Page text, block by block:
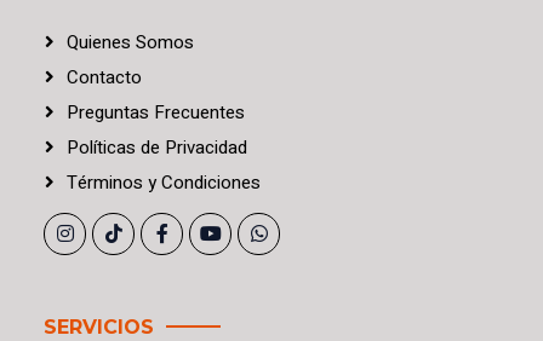
Quienes Somos
Contacto
Preguntas Frecuentes
Políticas de Privacidad
Términos yCondiciones
SERVICIOS